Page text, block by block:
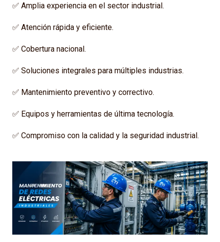
✅ Amplia experiencia en el sector industrial.
✅ Atención rápida y eficiente.
✅ Cobertura nacional.
✅ Soluciones integrales para múltiples industrias.
✅ Mantenimiento preventivo y correctivo.
✅ Equipos y herramientas de última tecnología.
✅ Compromiso con la calidad y la seguridad industrial.